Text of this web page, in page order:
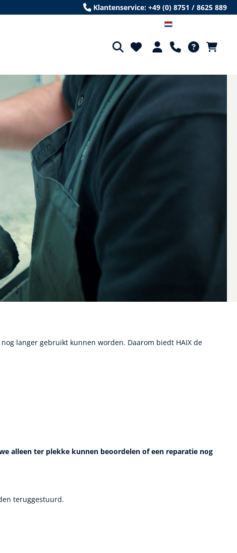
Klantenservice: +49 (0) 8751 / 8625 889
langer gebruikt kunnen worden. Daarom biedt HAIX de
alleen ter plekke kunnen beoordelen of een reparatie nog
teruggestuurd.